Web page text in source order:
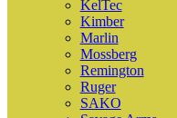
KelTec
Kimber
Marlin
Mossberg
Remington
Ruger
SAKO